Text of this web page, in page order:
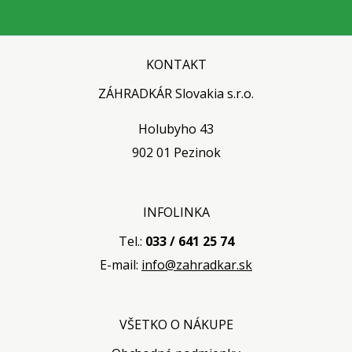
KONTAKT
ZÁHRADKÁR Slovakia s.r.o.
Holubyho 43
902 01 Pezinok
INFOLINKA
Tel.: 033 / 641 25 74
E-mail: info@zahradkar.sk
VŠETKO O NÁKUPE